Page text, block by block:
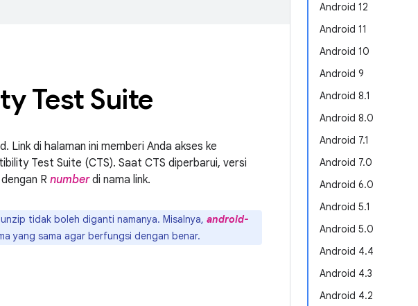
Android 12
Android 11
Android 10
Android 9
Android 8.1
Android 8.0
Android 7.1
Android 7.0
Android 6.0
Android 5.1
Android 5.0
Android 4.4
Android 4.3
Android 4.2
Test Suite
di halaman ini memberi Anda akses ke
Test Suite (CTS). Saat CTS diperbarui, versi
R numberdi nama link.
tidak boleh diganti namanya. Misalnya, android-
yang sama agar berfungsi dengan benar.